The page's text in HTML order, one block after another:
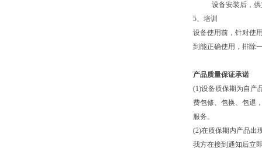
设备安装后，
5、培训
设备使用前，针对使
到能正确使用，排除
产品质量保证承诺
(1)设备质保期为自产
费包修、包换、包退
服务。
(2)在质保期内产品出
我方在接到通知后立